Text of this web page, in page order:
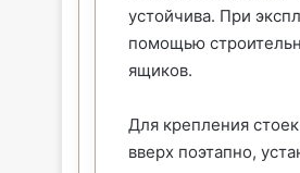
устойчива. При
помощью
ящиков.
Для крепления
вверх поэтапно,